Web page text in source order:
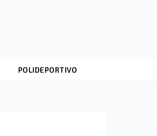
POLIDEPORTIVO